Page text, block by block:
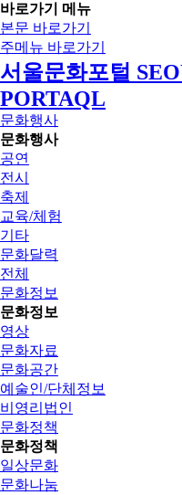
바로가기 메뉴
본문 바로가기
주메뉴 바로가기
서울문화포털
PORTAQL
문화행사
문화행사
공연
전시
축제
교육/체험
기타
문화달력
전체
문화정보
문화정보
영상
문화자료
문화공간
예술인/단체정보
비영리법인
문화정책
문화정책
일상문화
문화나눔